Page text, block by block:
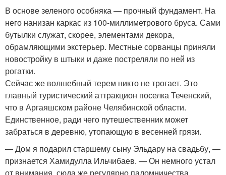
В основе зеленого особняка — прочный фундамент. На
него нанизан каркас из 100-миллиметрового бруса. Сами
бутылки служат, скорее, элементами декора,
обрамляющими экстерьер. Местные сорванцы приняли
новостройку в штыки и даже постреляли по ней из
рогатки.
Сейчас же волшебный терем никто не трогает. Это
главный туристический аттракцион поселка Теченский,
что в Аргаяшском районе Челябинской области.
Единственное, ради чего путешественник может
забраться в деревню, утопающую в весенней грязи.
— Дом я подарил старшему сыну Эльдару на свадьбу, —
признается Хамидулла Ильчибаев. — Он немного устал